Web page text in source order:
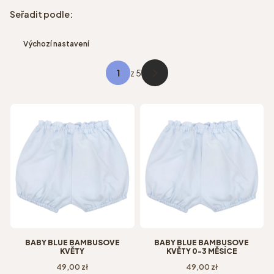
Seznam produktů
Seřadit podle:
Výchozí nastavení
z 5 Další produkty
BABY BLUE BAMBUSOVÉ
KVĚTY
Cena
49,00 zł
BABY BLUE BAMBUSOVÉ
KVĚTY 0-3 MĚSÍCE
Cena
49,00 zł